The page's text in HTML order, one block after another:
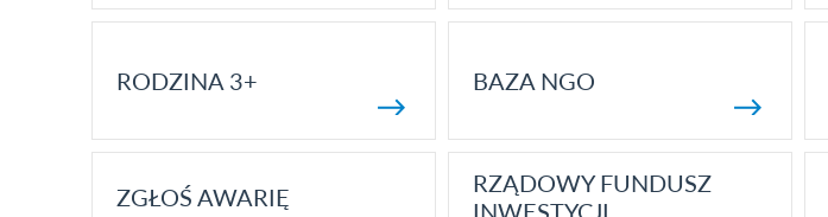
RODZINA 3+ BAZA NGO
ZGŁOŚ AWARIĘ
RZĄDOWY FUNDUSZ
INWESTYCJI